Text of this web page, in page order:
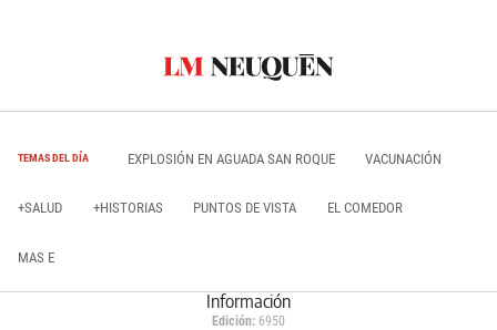
TEMAS DEL DÍA EXPLOSIÓN EN AGUADA SAN ROQUE VACUNACIÓN
+SALUD +HISTORIAS PUNTOS DE VISTA EL COMEDOR
MAS E
Información
Edición: 6950